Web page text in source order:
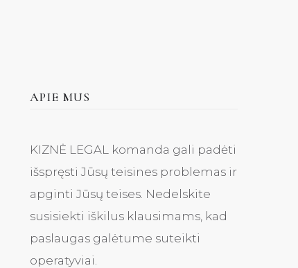
APIE MUS
KIZNĖ LEGAL komanda gali padėti
išspręsti Jūsų teisines problemas ir
apginti Jūsų teises. Nedelskite
susisiekti iškilus klausimams, kad
paslaugas galėtume suteikti
operatyviai.